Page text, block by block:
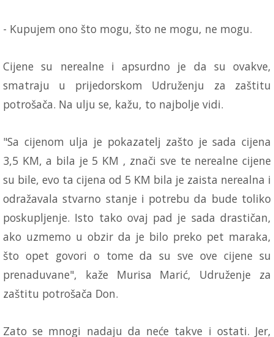
- Kupujem ono što mogu, što ne mogu, ne mogu.
Cijene su nerealne i apsurdno je da su ovakve,
smatraju u prijedorskom Udruženju za zaštitu
potrošača. Na ulju se, kažu, to najbolje vidi.
"Sa cijenom ulja je pokazatelj zašto je sada cijena
3,5 KM, a bila je 5 KM , znači sve te nerealne cijene
su bile, evo ta cijena od 5 KM bila je zaista nerealna i
odražavala stvarno stanje i potrebu da bude toliko
poskupljenje. Isto tako ovaj pad je sada drastičan,
ako uzmemo u obzir da je bilo preko pet maraka,
što opet govori o tome da su sve ove cijene su
prenaduvane", kaže Murisa Marić, Udruženje za
zaštitu potrošača Don.
Zato se mnogi nadaju da neće takve i ostati. Jer,